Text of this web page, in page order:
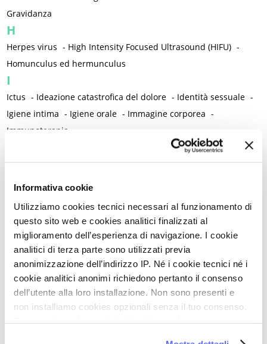
Informativa cookie
Utilizziamo cookies tecnici necessari al funzionamento di
questo sito web e cookies analitici finalizzati al
miglioramento dell’esperienza di navigazione. I cookie
analitici di terza parte sono utilizzati previa
anonimizzazione dell’indirizzo IP. Né i cookie tecnici né i
cookie analitici anonimi richiedono pertanto il consenso
dell’utente alla loro installazione. Non sono presenti e
non installiamo cookies opzionali senza il tuo consenso.
Gravidanza
H
Herpes virus - High Intensity Focused Ultrasound (HIFU) -
Homunculus ed hermunculus
I
Ictus - Ideazione catastrofica del dolore - Identità sessuale -
Igiene intima - Igiene orale - Immagine corporea -
Immunoterapia
Impianto contraccettivo sottocutaneo all'etonogestrel -
Incisione di Pfannenstiel -Incontinenza -
Infezioni nosocomiali
Infezioni ricorrenti del tratto urinario
Infiammazione -Infiammazione neurogena -
Inibitori dell'aromatasi -Inositoli - Inquinamento atmosferico
Insonnia -Insufficienza venosa cronica -Insulino-resistenza
Integratori -Integrazione proteica -Intelligenza artificiale
-